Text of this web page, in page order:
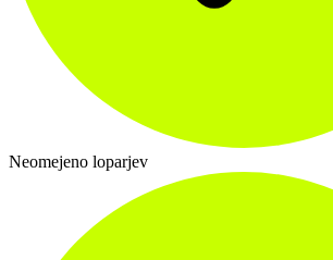
Neomejeno loparjev